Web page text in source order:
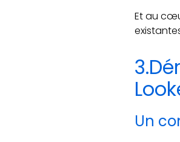
Et au
Un